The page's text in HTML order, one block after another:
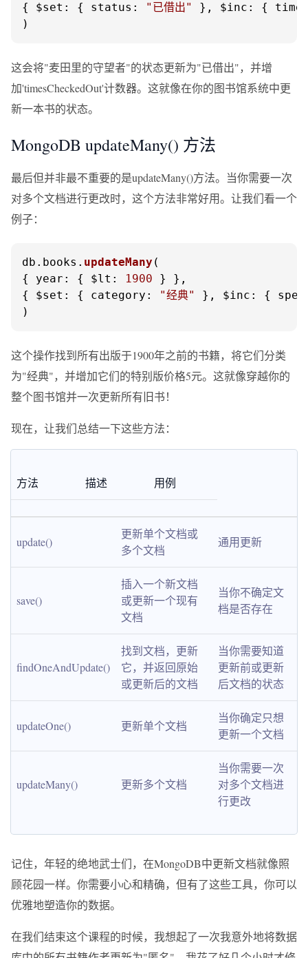
{ $set : { status : "已借出" }, $inc : {
)
这会将"麦田里的守望者"的状态更新为"已借出"，并增
加'timesCheckedOut'计数器。这就像在你的图书馆系统中更
新一本书的状态。
MongoDB updateMany() 方法
最后但并非最不重要的是updateMany()方法。当你需要一次
对多个文档进行更改时，这个方法非常好用。让我们看一个
例子：
db. books . updateMany (
{ year : { $lt : 1900 } },
{ $set : { category : "经典" }, $inc : {
)
这个操作找到所有出版于1900年之前的书籍，将它们分类
为"经典"，并增加它们的特别版价格5元。这就像穿越你的
整个图书馆并一次更新所有旧书！
现在，让我们总结一下这些方法：
方法 描述 用例
update()
更新单个文档或
多个文档
通用更新
save()
插入一个新文档
或更新一个现有
文档
当你不确定文
档是否存在
findOneAndUpdate()
找到文档，更新
它，并返回原始
或更新后的文档
当你需要知道
更新前或更新
后文档的状态
updateOne() 更新单个文档
当你确定只想
更新一个文档
updateMany() 更新多个文档
当你需要一次
对多个文档进
行更改
记住，年轻的绝地武士们，在MongoDB中更新文档就像照
顾花园一样。你需要小心和精确，但有了这些工具，你可以
优雅地塑造你的数据。
在我们结束这个课程的时候，我想起了一次我意外地将数据